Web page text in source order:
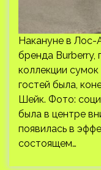
Накануне в Лос-
бренда Burberry,
коллекции
гостей была,
Шейк. Фото:
была в центре
появилась в
состоящем…